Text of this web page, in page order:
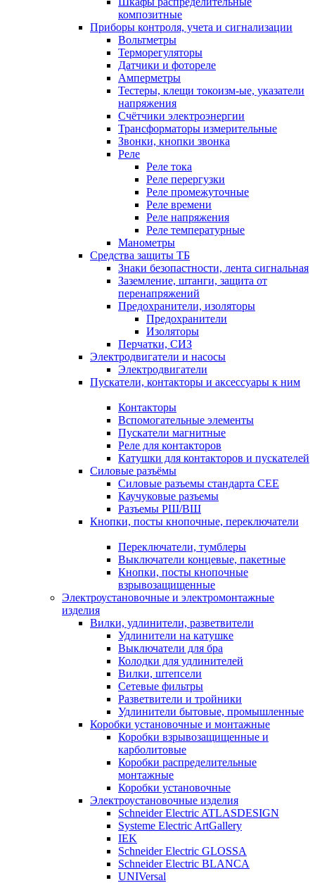
композитные
Приборы контроля, учета и сигнализации
Вольтметры
Терморегуляторы
Датчики и фотореле
Амперметры
Тестеры, клещи токоизм-ые, указатели
напряжения
Счётчики электроэнергии
Трансформаторы измерительные
Звонки, кнопки звонка
Реле
Реле тока
Реле перергузки
Реле промежуточные
Реле времени
Реле напряжения
Реле температурные
Манометры
Средства защиты ТБ
Знаки безопастности, лента сигнальная
Заземление, штанги, защита от
перенапряжений
Предохранители, изоляторы
Предохранители
Изоляторы
Перчатки, СИЗ
Электродвигатели и насосы
Электродвигатели
Пускатели, контакторы и аксессуары к ним
Контакторы
Вспомогательные элементы
Пускатели магнитные
Реле для контакторов
Катушки для контакторов и пускателей
Силовые разъёмы
Силовые разъемы стандарта СЕЕ
Каучуковые разъемы
Разъемы РШ/ВШ
Кнопки, посты кнопочные, переключатели
Переключатели, тумблеры
Выключатели концевые, пакетные
Кнопки, посты кнопочные
взрывозащищенные
Электроустановочные и электромонтажные
изделия
Вилки, удлинители, разветвители
Удлинители на катушке
Выключатели для бра
Колодки для удлинителей
Вилки, штепсели
Сетевые фильтры
Разветвители и тройники
Удлинители бытовые, промышленные
Коробки установочные и монтажные
Коробки взрывозащищенные и
карболитовые
Коробки распределительные
монтажные
Коробки установочные
Электроустановочные изделия
Schneider Electric ATLASDESIGN
Systeme Electric ArtGallery
IEK
Schneider Electric GLOSSA
Schneider Electric BLANCA
UNIVersal